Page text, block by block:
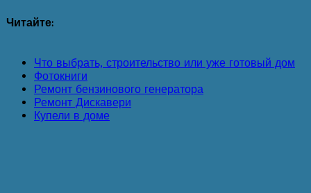
Читайте:
Что выбрать, строительство или уже готовый дом
Фотокниги
Ремонт бензинового генератора
Ремонт Дискавери
Купели в доме